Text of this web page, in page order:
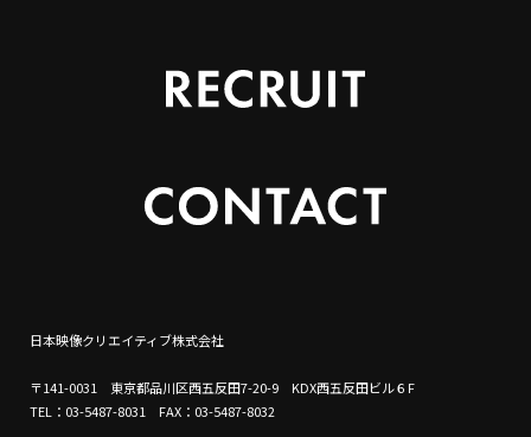
日本映像クリエイティブ株式会社
〒141-0031 東京都品川区西五反田7-20-9 KDX西五反田ビル６F
TEL：03-5487-8031 FAX：03-5487-8032